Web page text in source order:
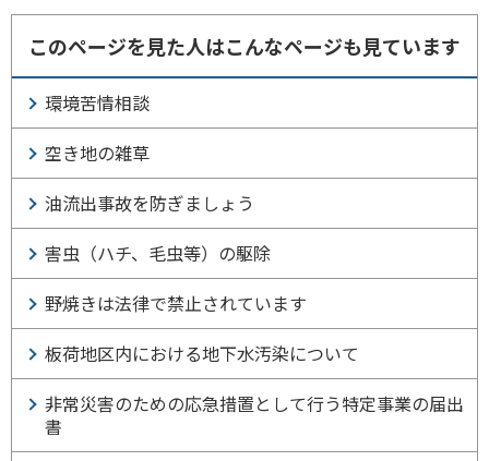
このページを見た人はこんなページも見ています
環境苦情相談
空き地の雑草
油流出事故を防ぎましょう
害虫（ハチ、毛虫等）の駆除
野焼きは法律で禁止されています
板荷地区内における地下水汚染について
非常災害のための応急措置として行う特定事業の届出
書